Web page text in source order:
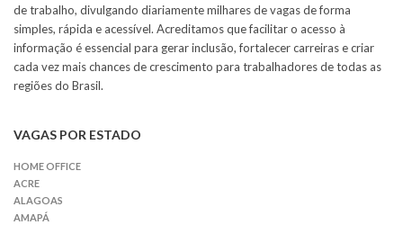
de trabalho, divulgando diariamente milhares de vagas de forma
simples, rápida e acessível. Acreditamos que facilitar o acesso à
informação é essencial para gerar inclusão, fortalecer carreiras e criar
cada vez mais chances de crescimento para trabalhadores de todas as
regiões do Brasil.
VAGAS POR ESTADO
HOME OFFICE
ACRE
ALAGOAS
AMAPÁ